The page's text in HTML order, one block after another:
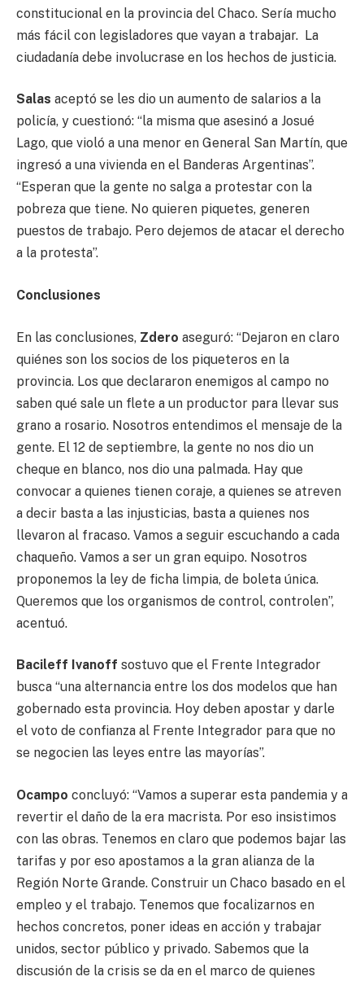
constitucional en la provincia del Chaco. Sería mucho
más fácil con legisladores que vayan a trabajar. La
ciudadanía debe involucrase en los hechos de justicia.
Salas aceptó se les dio un aumento de salarios a la
policía, y cuestionó: “la misma que asesinó a Josué
Lago, que violó a una menor en General San Martín, que
ingresó a una vivienda en el Banderas Argentinas”.
“Esperan que la gente no salga a protestar con la
pobreza que tiene. No quieren piquetes, generen
puestos de trabajo. Pero dejemos de atacar el derecho
a la protesta”.
Conclusiones
En las conclusiones, Zdero aseguró: “Dejaron en claro
quiénes son los socios de los piqueteros en la
provincia. Los que declararon enemigos al campo no
saben qué sale un flete a un productor para llevar sus
grano a rosario. Nosotros entendimos el mensaje de la
gente. El 12 de septiembre, la gente no nos dio un
cheque en blanco, nos dio una palmada. Hay que
convocar a quienes tienen coraje, a quienes se atreven
a decir basta a las injusticias, basta a quienes nos
llevaron al fracaso. Vamos a seguir escuchando a cada
chaqueño. Vamos a ser un gran equipo. Nosotros
proponemos la ley de ficha limpia, de boleta única.
Queremos que los organismos de control, controlen”,
acentuó.
Bacileff Ivanoff sostuvo que el Frente Integrador
busca “una alternancia entre los dos modelos que han
gobernado esta provincia. Hoy deben apostar y darle
el voto de confianza al Frente Integrador para que no
se negocien las leyes entre las mayorías”.
Ocampo concluyó: “Vamos a superar esta pandemia y a
revertir el daño de la era macrista. Por eso insistimos
con las obras. Tenemos en claro que podemos bajar las
tarifas y por eso apostamos a la gran alianza de la
Región Norte Grande. Construir un Chaco basado en el
empleo y el trabajo. Tenemos que focalizarnos en
hechos concretos, poner ideas en acción y trabajar
unidos, sector público y privado. Sabemos que la
discusión de la crisis se da en el marco de quienes